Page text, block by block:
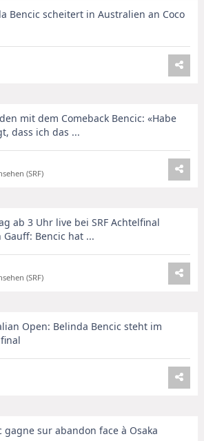
Bencic scheitert in Australien an Coco
mit dem Comeback Bencic: «Habe
dass ich das ...
(SRF)
ab 3 Uhr live bei SRF Achtelfinal
Gauff: Bencic hat ...
(SRF)
Open: Belinda Bencic steht im
gagne sur abandon face à Osaka